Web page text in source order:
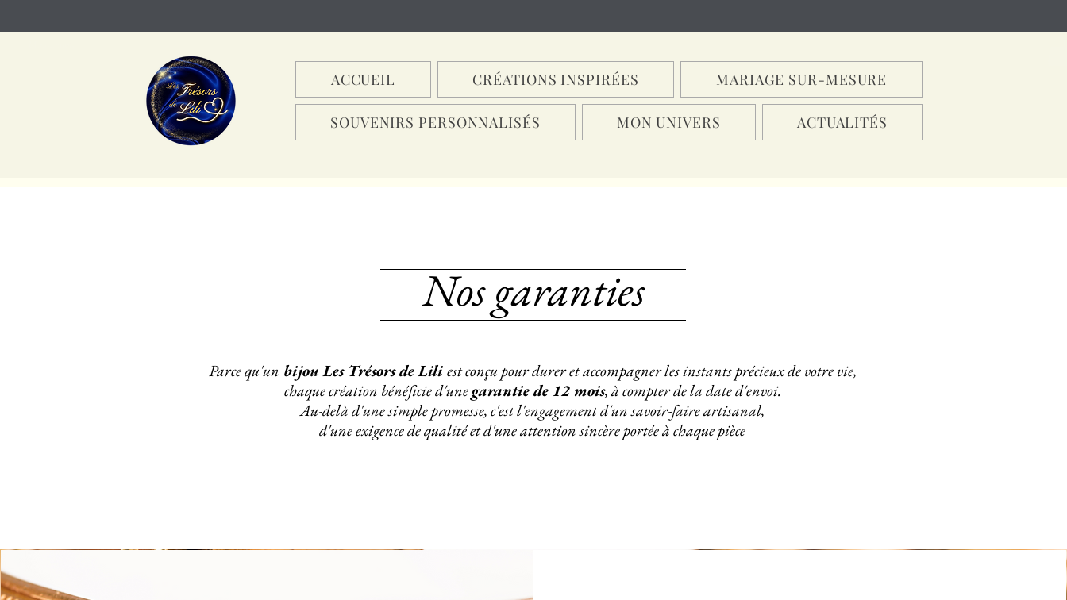
ACCUEIL CRÉATIONS INSPIRÉES MARIAGE SUR-MESURE
SOUVENIRS PERSONNALISÉS MON UNIVERS ACTUALITÉS
Nos garanties
Parce qu'un bijou Les Trésors de Liliest conçu pour durer et accompagner les instants précieux de votre vie,
chaque création bénéficie d'unegarantie de 12 mois, à compter de la date d'envoi.
Au-delà d'une simple promesse, c'est l'engagement d'un savoir-faire artisanal,
d'une exigence de qualité et d'une attention sincère portée à chaque pièce